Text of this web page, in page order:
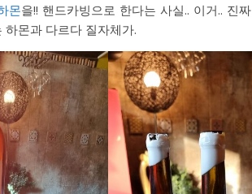
몬을!! 핸드카빙으로 한다는 사실.. 이거.. 진
하몬과 다르다 질자체가.